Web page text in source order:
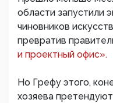
области запустили
чиновников
превратив
и проектный офис».
Но Грефу этого,
хозяева